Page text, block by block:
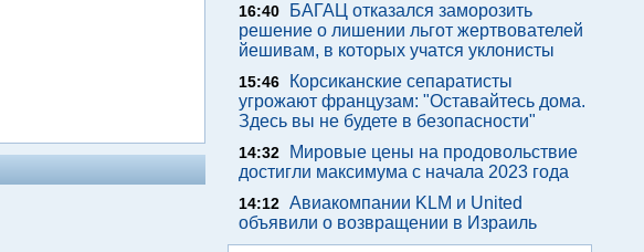
16:40
БАГАЦ отказался заморозить
решение о лишении льгот жертвователей
йешивам, в которых учатся уклонисты
15:46
Корсиканские сепаратисты
угрожают французам: "Оставайтесь дома.
Здесь вы не будете в безопасности"
14:32
Мировые цены на продовольствие
достигли максимума с начала 2023 года
14:12 Авиакомпании KLM и United
объявили о возвращении в Израиль